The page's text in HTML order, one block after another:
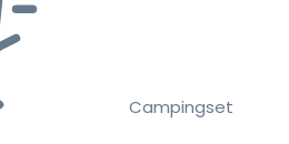
Campingset